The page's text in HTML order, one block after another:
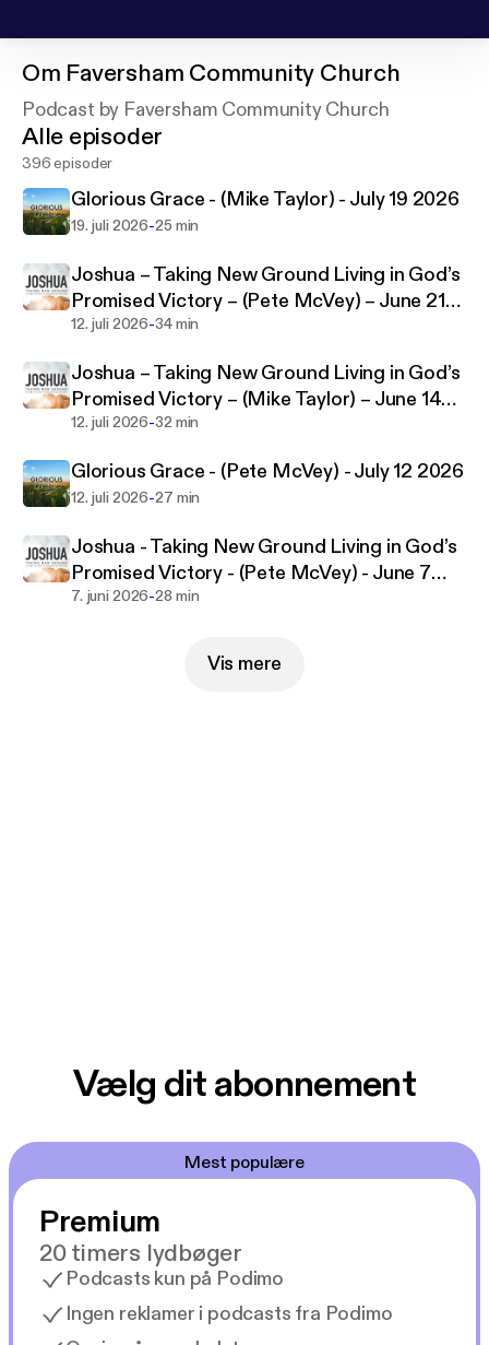
Om Faversham Community Church
Podcast by Faversham Community Church
Alle episoder
396 episoder
Glorious Grace - (Mike Taylor) - July 19 2026
19. juli 2026-25 min
Joshua – Taking New Ground Living in God’s
Promised Victory – (Pete McVey) – June 21
2026
12. juli 2026-34 min
Joshua – Taking New Ground Living in God’s
Promised Victory – (Mike Taylor) – June 14
2026
12. juli 2026-32 min
Glorious Grace - (Pete McVey) - July 12 2026
12. juli 2026-27 min
Joshua - Taking New Ground Living in God’s
Promised Victory - (Pete McVey) - June 7
2026
7. juni 2026-28 min
Vis mere
Vælg dit abonnement
Mest populære
Premium
20 timers lydbøger
Podcasts kun på Podimo
Ingen reklamer i podcasts fra Podimo